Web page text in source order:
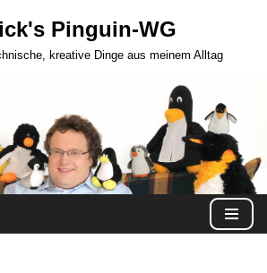
Pinguin-WG
kreative Dinge aus meinem Alltag